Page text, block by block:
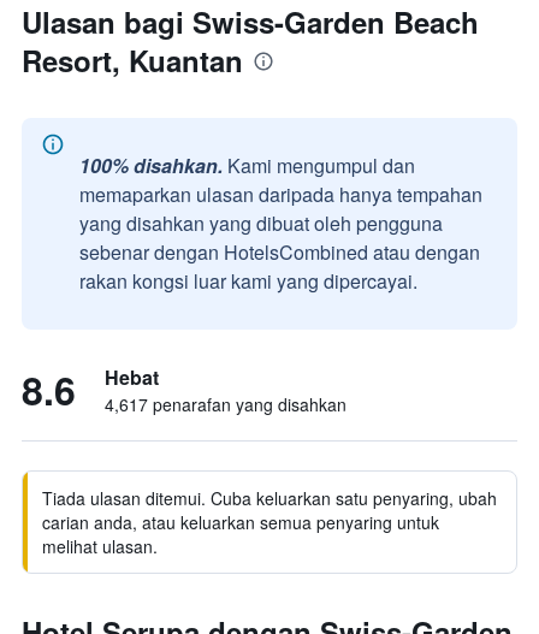
Ulasan bagi Swiss-Garden Beach
Resort, Kuantan
100% disahkan. Kami mengumpul dan
memaparkan ulasan daripada hanya tempahan
yang disahkan yang dibuat oleh pengguna
sebenar dengan HotelsCombined atau dengan
rakan kongsi luar kami yang dipercayai.
8.6 Hebat
4,617 penarafan yang disahkan
Tiada ulasan ditemui. Cuba keluarkan satu penyaring, ubah
carian anda, atau keluarkan semua penyaring untuk
melihat ulasan.